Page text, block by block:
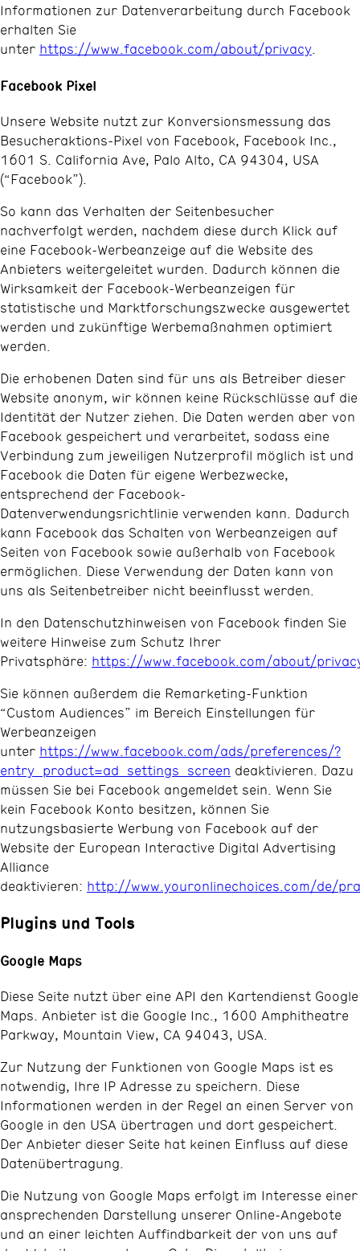
Informationen zur Datenverarbeitung durch Facebook
erhalten Sie
unter https://www.facebook.com/about/privacy
Facebook Pixel
Unsere Website nutzt zur Konversionsmessung das
Besucheraktions-Pixel von Facebook, Facebook Inc.,
1601 S. California Ave, Palo Alto, CA 94304, USA
(“Facebook”).
So kann das Verhalten der Seitenbesucher
nachverfolgt werden, nachdem diese durch Klick auf
eine Facebook-Werbeanzeige auf die Website des
Anbieters weitergeleitet wurden. Dadurch können die
Wirksamkeit der Facebook-Werbeanzeigen für
statistische und Marktforschungszwecke ausgewertet
werden und zukünftige Werbemaßnahmen optimiert
werden.
Die erhobenen Daten sind für uns als Betreiber dieser
Website anonym, wir können keine Rückschlüsse auf die
Identität der Nutzer ziehen. Die Daten werden aber von
Facebook gespeichert und verarbeitet, sodass eine
Verbindung zum jeweiligen Nutzerprofil möglich ist und
Facebook die Daten für eigene Werbezwecke,
entsprechend der Facebook-
Datenverwendungsrichtlinie verwenden kann. Dadurch
kann Facebook das Schalten von Werbeanzeigen auf
Seiten von Facebook sowie außerhalb von Facebook
ermöglichen. Diese Verwendung der Daten kann von
uns als Seitenbetreiber nicht beeinflusst werden.
In den Datenschutzhinweisen von Facebook finden Sie
weitere Hinweise zum Schutz Ihrer
Privatsphäre: https://www.facebook.com/about/
Sie können außerdem die Remarketing-Funktion
“Custom Audiences” im Bereich Einstellungen für
Werbeanzeigen
unter https://www.facebook.com/ads/preferences/?
entry_product=ad_settings_screen deaktivieren. Dazu
müssen Sie bei Facebook angemeldet sein. Wenn Sie
kein Facebook Konto besitzen, können Sie
nutzungsbasierte Werbung von Facebook auf der
Website der European Interactive Digital Advertising
Alliance
deaktivieren: http://www.youronlinechoices.com/de/
Plugins und Tools
Google Maps
Diese Seite nutzt über eine API den Kartendienst Google
Maps. Anbieter ist die Google Inc., 1600 Amphitheatre
Parkway, Mountain View, CA 94043, USA.
Zur Nutzung der Funktionen von Google Maps ist es
notwendig, Ihre IP Adresse zu speichern. Diese
Informationen werden in der Regel an einen Server von
Google in den USA übertragen und dort gespeichert.
Der Anbieter dieser Seite hat keinen Einfluss auf diese
Datenübertragung.
Die Nutzung von Google Maps erfolgt im Interesse einer
ansprechenden Darstellung unserer Online-Angebote
und an einer leichten Auffindbarkeit der von uns auf